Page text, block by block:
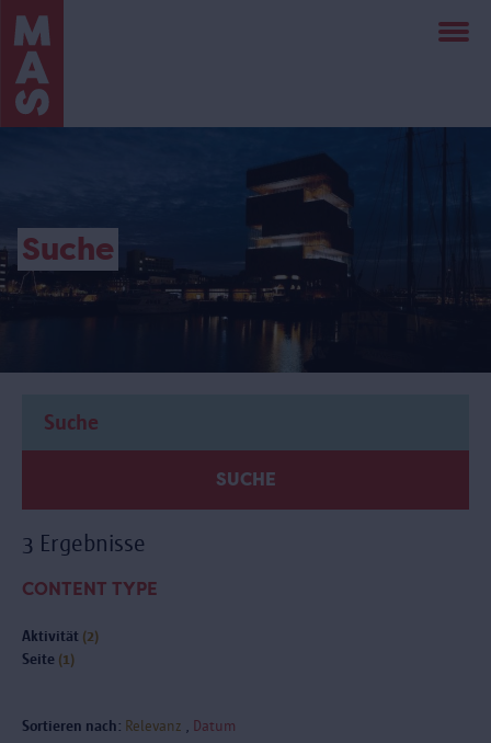
Direkt
zum
Inhalt
Suche
SUCHE
3 Ergebnisse
CONTENT TYPE
Aktivität (2)
Seite (1)
Sortieren nach: Relevanz Datum